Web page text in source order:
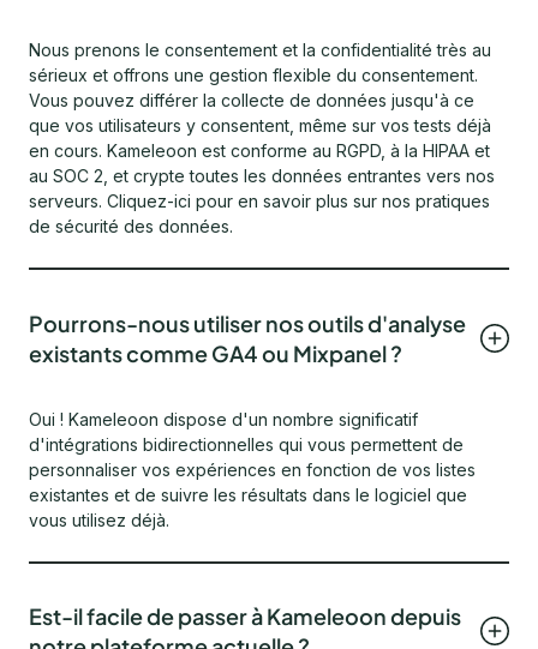
Nous prenons le consentement et la confidentialité très au
sérieux et offrons une gestion flexible du consentement.
Vous pouvez différer la collecte de données jusqu'à ce
que vos utilisateurs y consentent, même sur vos tests déjà
en cours. Kameleoon est conforme au RGPD, à la HIPAA et
au SOC 2, et crypte toutes les données entrantes vers nos
serveurs. Cliquez-ici pour en savoir plus sur nos pratiques
de sécurité des données.
Pourrons-nous utiliser nos outils d'analyse
existants comme GA4 ou Mixpanel ?
Oui ! Kameleoon dispose d'un nombre significatif
d'intégrations bidirectionnelles qui vous permettent de
personnaliser vos expériences en fonction de vos listes
existantes et de suivre les résultats dans le logiciel que
vous utilisez déjà.
Est-il facile de passer à Kameleoon depuis